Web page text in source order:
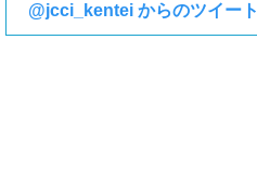
@jcci_kentei からのツイート